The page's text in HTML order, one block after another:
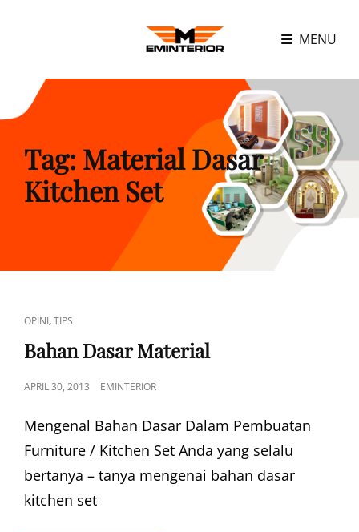
MENU
Tag: Material Dasar
Kitchen Set
CAT
LINKS
OPINI,TIPS
Bahan Dasar Material
POSTED
APRIL 30, 2013 EMINTERIOR
Mengenal Bahan Dasar Dalam Pembuatan
Furniture / Kitchen Set Anda yang selalu
bertanya – tanya mengenai bahan dasar
kitchen set